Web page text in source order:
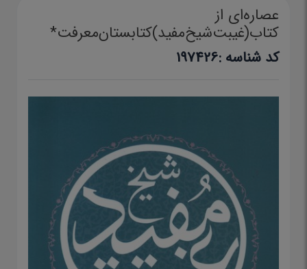
عصاره‌ای از
کتاب(غیبت‌شیخ‌مفید)کتابستان‌معرفت*
کد شناسه :197426